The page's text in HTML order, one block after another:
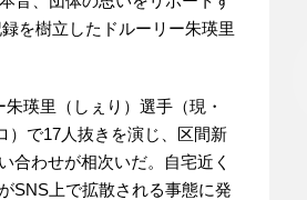
を樹立したドルーリー朱瑛里
瑛里（しぇり）選手（現・
）で17人抜きを演じ、区間新
合わせが相次いだ。自宅近く
SNS上で拡散される事態に発